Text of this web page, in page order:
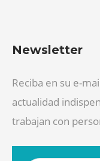
Newsletter
Reciba en su e-
actualidad
trabajan con